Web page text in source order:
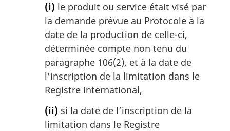
(i) le produit ou service était visé par
la demande prévue au Protocole à la
date de la production de celle-ci,
déterminée compte non tenu du
paragraphe 106(2), et à la date de
l’inscription de la limitation dans le
Registre international,
(ii) si la date de l’inscription de la
limitation dans le Registre